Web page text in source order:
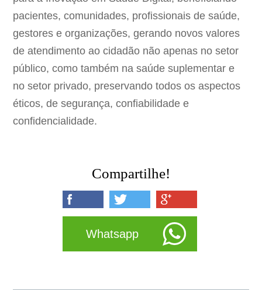
pacientes, comunidades, profissionais de saúde,
gestores e organizações, gerando novos valores
de atendimento ao cidadão não apenas no setor
público, como também na saúde suplementar e
no setor privado, preservando todos os aspectos
éticos, de segurança, confiabilidade e
confidencialidade.
Compartilhe!
Whatsapp